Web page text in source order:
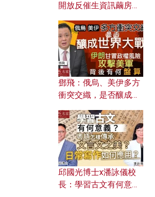
開放反催生資訊繭房，
何避免遭AI演算法操
控？
鄧飛：俄烏、美伊多方
衝突交織，是否釀成世
風險攻擊美軍，背後有
何盤算？
邱國光博士x潘詠儀校
長：學習古文有何意